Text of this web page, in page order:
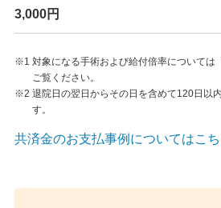
3,000円
※1 対象になる手術および給付倍率については
ご覧ください。
※2 退院日の翌日からその日を含めて120日以
す。
共済金のお支払事例についてはこ